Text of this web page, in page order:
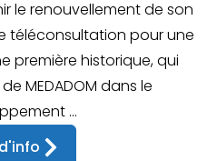
le renouvellement de son
téléconsultation pour une
première historique, qui
MEDADOM dans le
...